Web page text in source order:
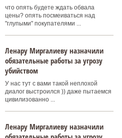
что опять будете ждать обвала
цены? опять посмеиваться над
"глупыми" покупателями ...
Ленару Миргалиеву назначили
обязательные работы за угрозу
убийством
У нас тут с вами такой неплохой
диалог выстроился )) даже пытаемся
цивилизованно ...
Ленару Миргалиеву назначили